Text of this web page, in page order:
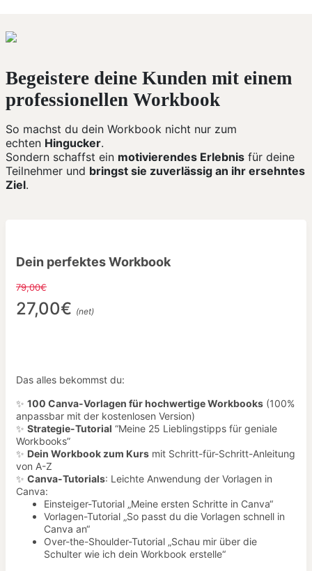
Begeistere deine Kunden mit einem
professionellen Workbook
So machst du dein Workbook nicht nur zum
echten Hingucker.
Sondern schaffst ein motivierendes Erlebnis für deine
Teilnehmer und bringst sie zuverlässig an ihr ersehntes
Ziel.
Dein perfektes Workbook
27,00€ (net)
79,00€
Das alles bekommst du:
✨ 100 Canva-Vorlagen für hochwertige Workbooks (100%
anpassbar mit der kostenlosen Version)
✨ Strategie-Tutorial “Meine 25 Lieblingstipps für geniale
Workbooks”
✨ Dein Workbook zum Kurs mit Schritt-für-Schritt-Anleitung
von A-Z
✨ Canva-Tutorials: Leichte Anwendung der Vorlagen in
Canva:
Einsteiger-Tutorial „Meine ersten Schritte in Canva“
Vorlagen-Tutorial „So passt du die Vorlagen schnell in
Canva an“
Over-the-Shoulder-Tutorial „Schau mir über die
Schulter wie ich dein Workbook erstelle“